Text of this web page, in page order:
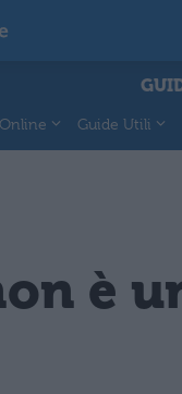
Guide Utili
è